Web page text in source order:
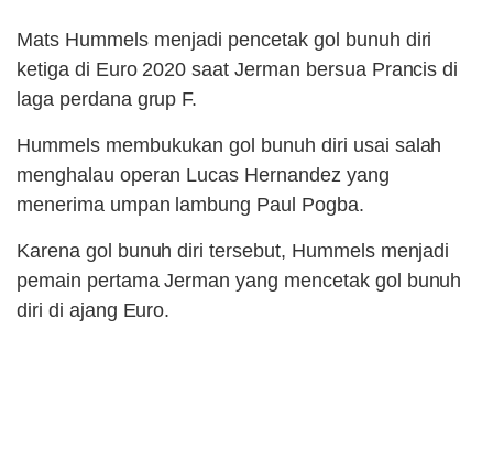
Mats Hummels menjadi pencetak gol bunuh diri
ketiga di Euro 2020 saat Jerman bersua Prancis di
laga perdana grup F.
Hummels membukukan gol bunuh diri usai salah
menghalau operan Lucas Hernandez yang
menerima umpan lambung Paul Pogba.
Karena gol bunuh diri tersebut, Hummels menjadi
pemain pertama Jerman yang mencetak gol bunuh
diri di ajang Euro.